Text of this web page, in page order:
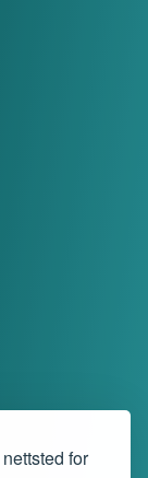
for